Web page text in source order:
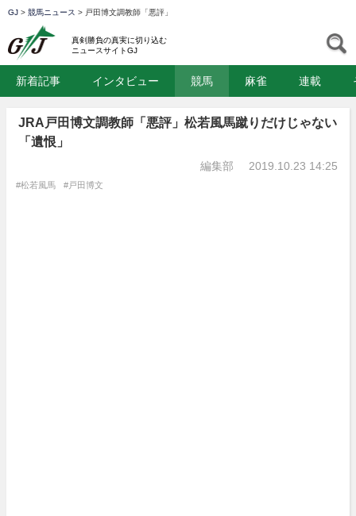
GJ > 競馬ニュース > 戸田博文調教師「悪評」
真剣勝負の真実に切り込む
ニュースサイトGJ
新着記事 インタビュー 競馬 麻雀 連載
JRA戸田博文調教師「悪評」松若風馬蹴りだけじゃない
「遺恨」
編集部 2019.10.23 14:25
#松若風馬 #戸田博文